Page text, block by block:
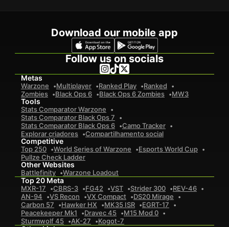
Download our mobile app
Follow us on socials
Metas
Warzone Multiplayer Ranked Play
Ranked
Zombies
Black Ops 6 Black Ops 6 Zombies MW3
Tools
Stats Comparator Warzone
Stats Comparator Black Ops 7
Stats Comparator Black Ops 6
Camo Tracker
Explorar criadores
Compartilhamento social
Competitive
Top 250 World Series of Warzone
Esports World Cup
Pullze Check Ladder
Other Websites
Battlefinity Warzone Loadout
Top 20 Meta
MXR-17 CBRS-3 FG42 VST Strider 300
REV-46
AN-94
VS Recon VX Compact
DS20 Mirage
Carbon 57
Hawker HX MK35 ISR
EGRT-17
Peacekeeper Mk1
Dravec 45
M15 Mod 0
Sturmwolf 45
AK-27 Kogot-7